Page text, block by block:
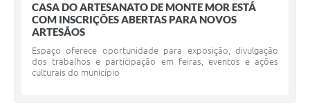
CASA DO ARTESANATO DE MONTE MOR ESTÁ
COM INSCRIÇÕES ABERTAS PARA NOVOS
ARTESÃOS
Espaço oferece oportunidade para exposição, divulgação
dos trabalhos e participação em feiras, eventos e ações
culturais do município